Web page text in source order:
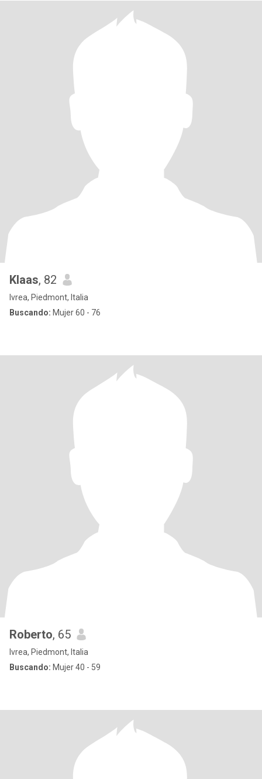
Klaas, 82
Ivrea, Piedmont, Italia
Buscando: Mujer 60 - 76
Roberto, 65
Ivrea, Piedmont, Italia
Buscando: Mujer 40 - 59